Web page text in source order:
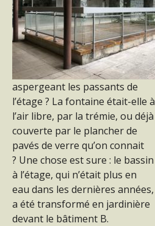
aspergeant les passants de
l’étage ? La fontaine était-elle à
l’air libre, par la trémie, ou déjà
couverte par le plancher de
pavés de verre qu’on connait
? Une chose est sure : le bassin
à l’étage, qui n’était plus en
eau dans les dernières années,
a été transformé en jardinière
devant le bâtiment B.